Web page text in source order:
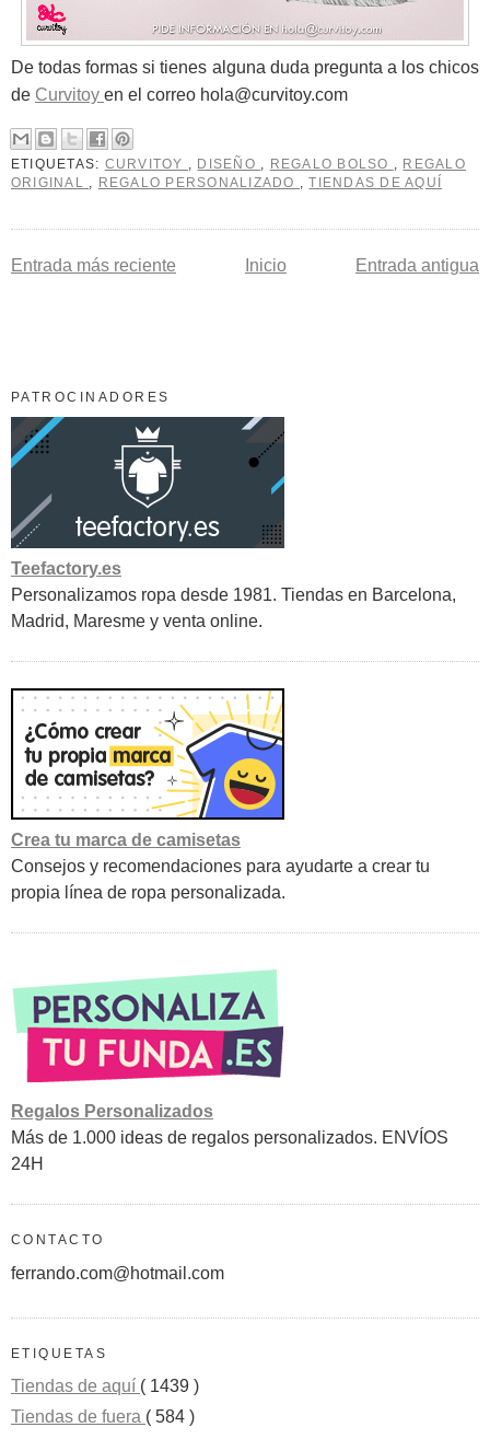
De todas formas si tienes alguna duda pregunta a los chicos
de Curvitoy en el correo hola@curvitoy.com
ETIQUETAS: CURVITOY , DISEÑO , REGALO BOLSO , REGALO
ORIGINAL , REGALO PERSONALIZADO ,TIENDAS DE AQUÍ
Entrada más reciente Entrada antigua
Inicio
PATROCINADORES
Teefactory.es
Personalizamos ropa desde 1981. Tiendas en Barcelona,
Madrid, Maresme y venta online.
Crea tu marca de camisetas
Consejos y recomendaciones para ayudarte a crear tu
propia línea de ropa personalizada.
Regalos Personalizados
Más de 1.000 ideas de regalos personalizados. ENVÍOS
24H
CONTACTO
ferrando.com@hotmail.com
ETIQUETAS
Tiendas de aquí ( 1439 )
Tiendas de fuera ( 584 )